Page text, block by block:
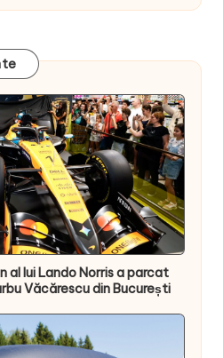
al lui Lando Norris a parcat
Văcărescu din București